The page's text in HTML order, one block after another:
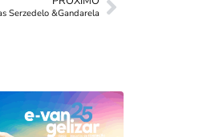
Serzedelo &Gandarela